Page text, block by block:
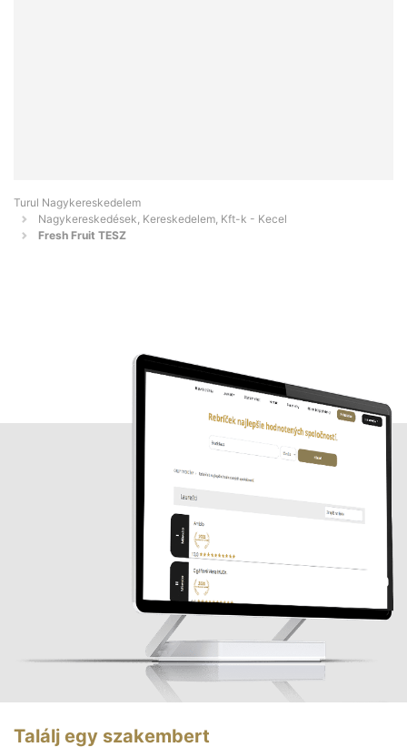
Turul Nagykereskedelem
Nagykereskedések, Kereskedelem, Kft-k - Kecel
Fresh Fruit TESZ
Találj egy szakembert